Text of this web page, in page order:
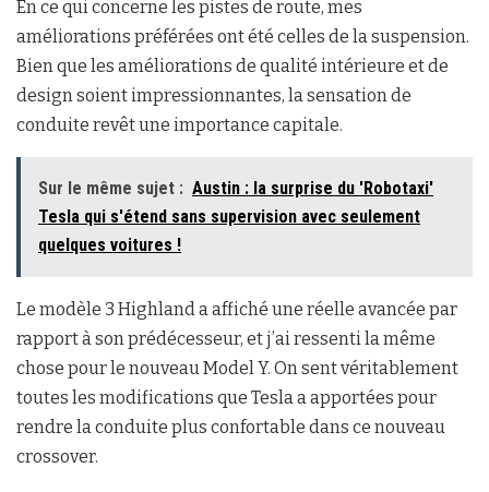
En ce qui concerne les pistes de route, mes
améliorations préférées ont été celles de la suspension.
Bien que les améliorations de qualité intérieure et de
design soient impressionnantes, la sensation de
conduite revêt une importance capitale.
Sur le même sujet : Austin : la surprise du 'Robotaxi'
Tesla qui s'étend sans supervision avec seulement
quelques voitures !
Le modèle 3 Highland a affiché une réelle avancée par
rapport à son prédécesseur, et j’ai ressenti la même
chose pour le nouveau Model Y. On sent véritablement
toutes les modifications que Tesla a apportées pour
rendre la conduite plus confortable dans ce nouveau
crossover.